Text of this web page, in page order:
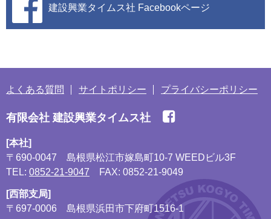
建設興業タイムス社 Facebookページ
よくある質問 サイトポリシー プライバシーポリシー
有限会社 建設興業タイムス社
[本社]
〒690-0047
島根県松江市嫁島町10-7 WEEDビル3F
TEL: 0852-21-9047 FAX: 0852-21-9049
[西部支局]
〒697-0006
島根県浜田市下府町1516-1